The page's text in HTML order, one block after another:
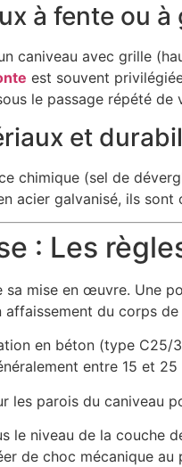
à fente ou à
caniveau avec grille
est souvent
le passage répété de
et
chimique (sel de
acier galvanisé, ils
: Les
mise en œuvre. Une
affaissement du corps de
en béton (type C25/
entre 15 et 25
les parois du caniveau
le niveau de la couche
de choc mécanique au